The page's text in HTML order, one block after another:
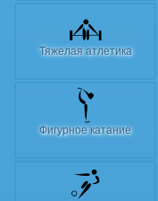
Тяжелая атлетика
Фигурное катание